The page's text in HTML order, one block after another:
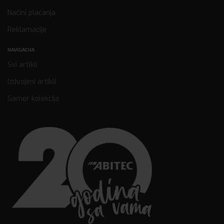
Načini plaćanja
Reklamacije
NAVIGACIJA
Svi artikli
Izdvojeni artikli
Gamer kolekcija